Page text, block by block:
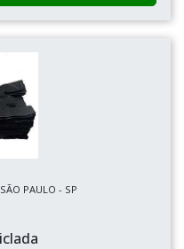
PAULO - SP